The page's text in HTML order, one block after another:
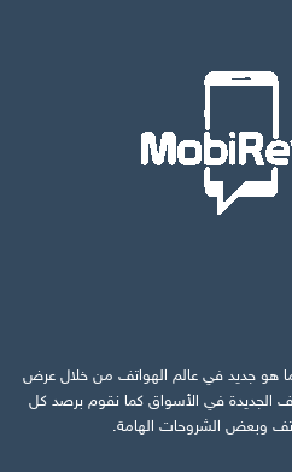
هو جديد في عالم الهواتف من خلال عرض
الجديدة في الأسواق كما نقوم برصد كل
وبعض الشروحات الهامة.